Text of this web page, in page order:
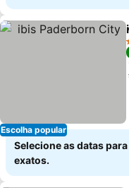
Escolha popular
Selecione as datas
exatos.